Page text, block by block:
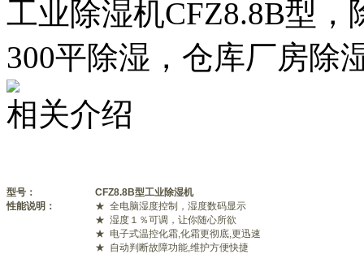
工业除湿机CFZ8.8B型
300平除湿，仓库厂房除
相关介绍
型号：
CFZ8.8B型工业除湿机
性能说明：
★ 全电脑湿度控制，湿度数码显示
★ 湿度１％可调，让你随心所欲
★ 电子式温控化霜,化霜更彻底,更迅速
★ 自动判断故障功能,维护方便快捷